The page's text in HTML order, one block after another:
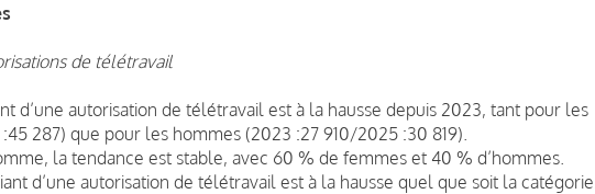
de télétravail
d’une autorisation de télétravail est à la hausse depuis 2023, tant pour les
287) que pour les hommes (2023 :27 910/2025 :30 819).
la tendance est stable, avec 60 % de femmes et 40 % d’hommes.
d’une autorisation de télétravail est à la hausse quel que soit la catégorie.